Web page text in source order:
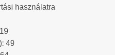
használatra
49